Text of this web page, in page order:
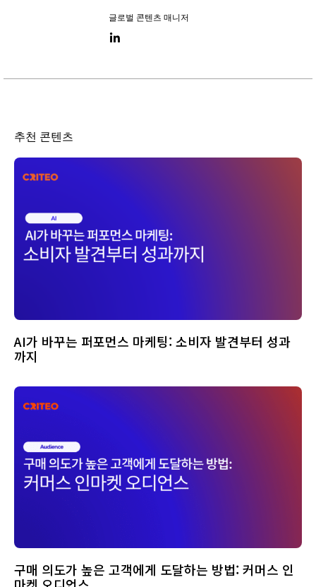
글로벌 콘텐츠 매니저
LinkedIn link
추천 콘텐츠
AI가 바꾸는 퍼포먼스 마케팅: 소비자 발견부터 성과
까지
구매 의도가 높은 고객에게 도달하는 방법: 커머스 인